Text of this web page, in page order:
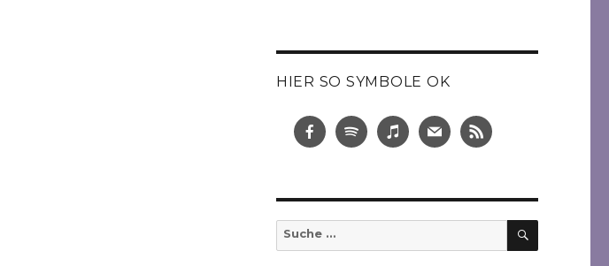
HIER SO SYMBOLE OK
Suche
nach:
SUCHEN